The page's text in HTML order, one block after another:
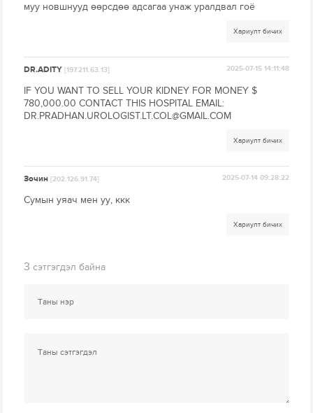
муу новшнууд өөрсдөө адсагаа унаж уралдвал гоё
Хариулт бичих
DR.ADITY[197.211.63.13] 2025-07-15 14:11:48
IF YOU WANT TO SELL YOUR KIDNEY FOR MONEY $
780,000.00 CONTACT THIS HOSPITAL EMAIL:
DR.PRADHAN.UROLOGIST.LT.COL@GMAIL.COM
Хариулт бичих
Зочин[202.126.91.74] 2025-07-14 09:28:22
Сумын уяач мен уу, ккк
Хариулт бичих
3 сэтгэгдэл байна